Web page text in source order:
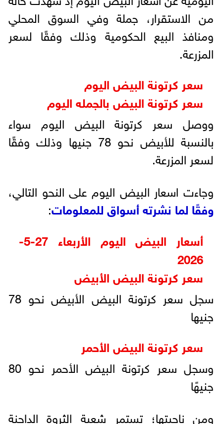
من الاستقرار، جملة وفي السوق المحلي
ومنافذ البيع الحكومية وذلك وفقًا لسعر
المزرعة.
سعر كرتونة البيض اليوم
سعر كرتونة البيض بالجمله اليوم
ووصل سعر كرتونة البيض اليوم سواء
بالنسبة للأبيض نحو 78 جنيها وذلك وفقًا
لسعر المزرعة.
وجاءت اسعار البيض اليوم على النحو التالي،
وفقًا لما نشرته أسواق للمعلومات:
أسعار البيض اليوم الأربعاء 27-5-
2026
سعر كرتونة البيض الأبيض
سجل سعر كرتونة البيض الأبيض نحو 78
جنيها
سعر كرتونة البيض الأحمر
وسجل سعر كرتونة البيض الأحمر نحو 80
جنيهًا
ومن ناحيتها؛ تستمر شعبة الثروة الداجنة